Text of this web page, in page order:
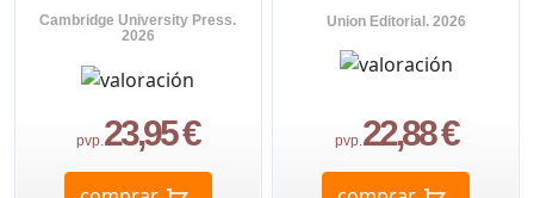
Cambridge University Press.
2026
pvp.23,95 €
Union Editorial. 2026
pvp.22,88 €